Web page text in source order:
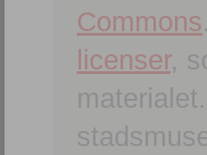
Commons
licenser,